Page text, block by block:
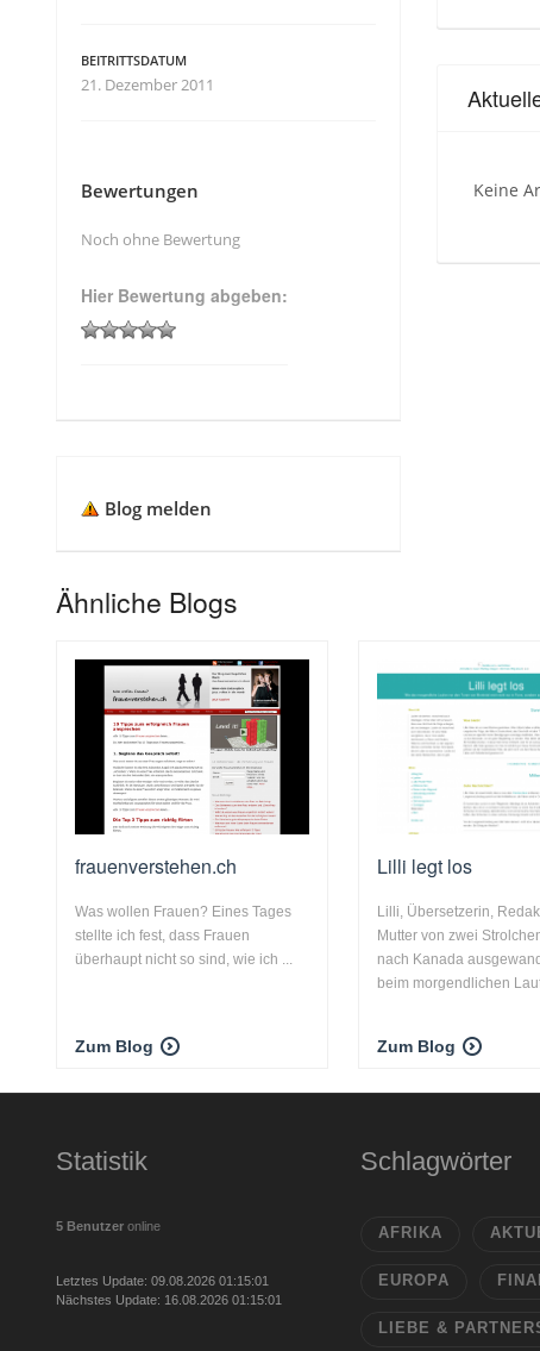
Keine
BEITRITTSDATUM
21. Dezember 2011
Bewertungen
Noch ohne Bewertung
Hier Bewertung abgeben:
Blog melden
Ähnliche Blogs
frauenverstehen.ch
Was wollen Frauen? Eines Tages
stellte ich fest, dass Frauen
überhaupt nicht so sind, wie ich ...
Zum Blog
Lilli legt los
Lilli, Übersetzerin,
Mutter von zwei
nach Kanada
beim morgendlichen
Zum Blog
Statistik
5 Benutzer online
Letztes Update: 09.08.2026 01:15:01
Nächstes Update: 16.08.2026 01:15:01
Schlagwörter
AFRIKA
EUROPA
LIEBE &